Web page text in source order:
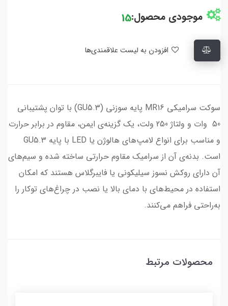
موجودی محصول:15
سوکت سرامیکی MR16 پایه سوزنی (GU5.3) با توان پشتیبانی
50 وات و ولتاژ 250 ولت، یک گزینه‌ی ایمن، مقاوم در برابر حرارت
و مناسب برای انواع لامپ‌های هالوژن یا LED با پایه GU5.3
است. بدنه‌ی آن از سرامیک مقاوم حرارتی ساخته شده و سیم‌های
آن دارای روکش نسوز سیلیکونی یا فایبرگلاس هستند که امکان
استفاده در محیط‌های با دمای بالا یا نصب در چراغ‌های توکار را
به‌راحتی فراهم می‌کنند.
محصولات مرتبط